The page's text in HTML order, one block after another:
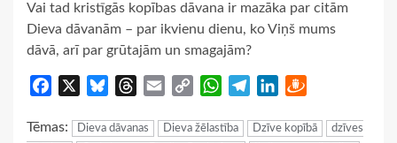
Vai tad kristīgās kopības dāvana ir mazāka par citām
Dieva dāvanām – par ikvienu dienu, ko Viņš mums
dāvā, arī par grūtajām un smagajām?
Facebook BlueskyThreads
Email
Copy
WhatsApp
TelegramLinkedIn
Tēmas: Dieva dāvanas Dieva žēlastība Dzīve kopībā
dzīves